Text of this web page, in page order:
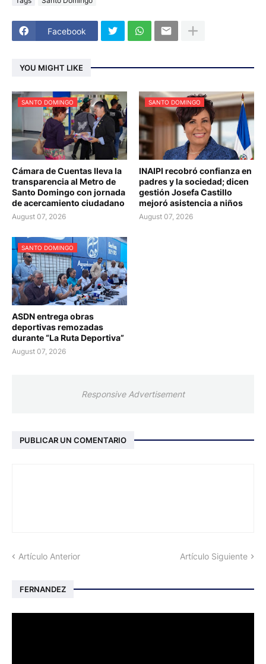
Facebook
YOU MIGHT LIKE
SANTO DOMINGO
Cámara de Cuentas lleva la
transparencia al Metro de
Santo Domingo con jornada
de acercamiento ciudadano
August 07, 2026
SANTO DOMINGO
INAIPI recobró confianza en
padres y la sociedad; dicen
gestión Josefa Castillo
mejoró asistencia a niños
August 07, 2026
SANTO DOMINGO
ASDN entrega obras
deportivas remozadas
durante “La Ruta Deportiva”
August 07, 2026
Responsive Advertisement
PUBLICAR UN COMENTARIO
Artículo Anterior Artículo Siguiente
FERNANDEZ